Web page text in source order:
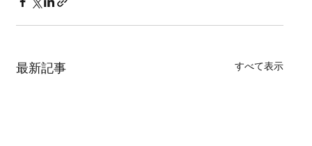
最新記事 すべて表示